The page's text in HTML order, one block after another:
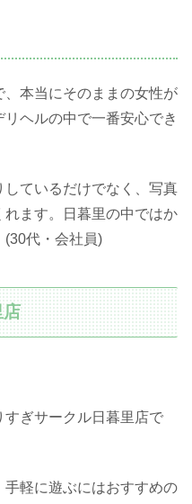
、本当にそのままの女性が
ヘルの中で一番安心でき
しているだけでなく、写真
ます。日暮里の中ではか
(30代・会社員)
店
ぎサークル日暮里店で
軽に遊ぶにはおすすめの